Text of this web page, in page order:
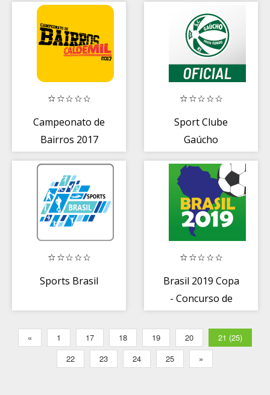
Damas
Campeonato de
Bairros 2017
Turmalina/MG
Sport Clube
Gaúcho
Sports Brasil
Brasil 2019 Copa
- Concurso de
« 1 17 18 19 20
21 (25)
22
23 24 25 »